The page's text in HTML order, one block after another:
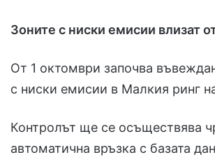
Зоните с ниски емисии влизат
От 1 октомври започва
с ниски емисии в Малкия ринг
Контролът ще се осъществява
автоматична връзка с базата